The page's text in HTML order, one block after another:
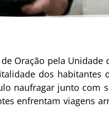
Oração pela Unidade
dos habitantes
naufragar junto com
enfrentam viagens